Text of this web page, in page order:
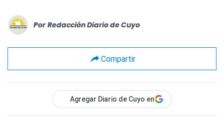
Por Redacción Diario de Cuyo
Compartir
Agregar Diario de Cuyo en